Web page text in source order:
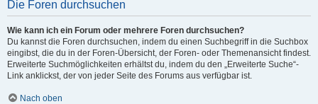
Die Foren durchsuchen
Wie kann ich ein Forum oder mehrere Foren durchsuchen?
Du kannst die Foren durchsuchen, indem du einen Suchbegriff in die Suchbox
eingibst, die du in der Foren-Übersicht, der Foren- oder Themenansicht findest.
Erweiterte Suchmöglichkeiten erhältst du, indem du den „Erweiterte Suche“-
Link anklickst, der von jeder Seite des Forums aus verfügbar ist.
Nach oben